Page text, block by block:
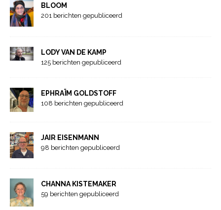
BLOOM
201 berichten gepubliceerd
LODY VAN DE KAMP
125 berichten gepubliceerd
EPHRAÏM GOLDSTOFF
108 berichten gepubliceerd
JAIR EISENMANN
98 berichten gepubliceerd
CHANNA KISTEMAKER
59 berichten gepubliceerd